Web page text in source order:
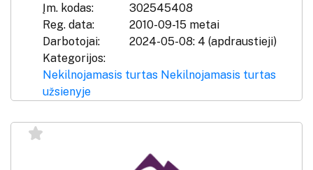
Įm. kodas:
302545408
Reg. data:
2010-09-15 metai
Darbotojai:
2024-05-08: 4 (apdraustieji)
Kategorijos:
Nekilnojamasis turtas Nekilnojamasis turtas
užsienyje